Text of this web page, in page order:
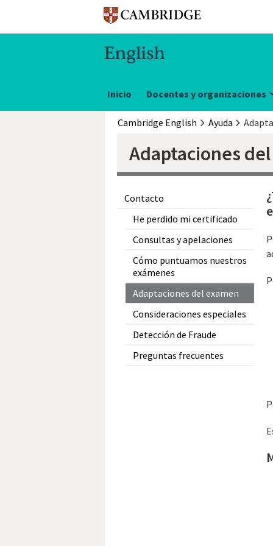
Inicio Docentes y organizaciones
Cambridge English Ayuda
Adaptaciones
Contacto
He perdido mi certificado
Consultas y apelaciones
Cómo puntuamos nuestros
exámenes
Adaptaciones del examen
Consideraciones especiales
Detección de Fraude
Preguntas frecuentes